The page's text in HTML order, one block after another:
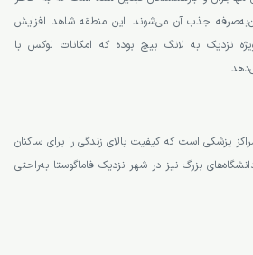
جذب آن می‌شوند. این منطقه شاهد افزایش
نزدیک به لانگ بیچ بوده که امکانات لوکس با
پزشکی است که کیفیت بالای زندگی را برای ساکنان
بزرگ نیز در شهر نزدیک فاماگوستا به‌راحتی